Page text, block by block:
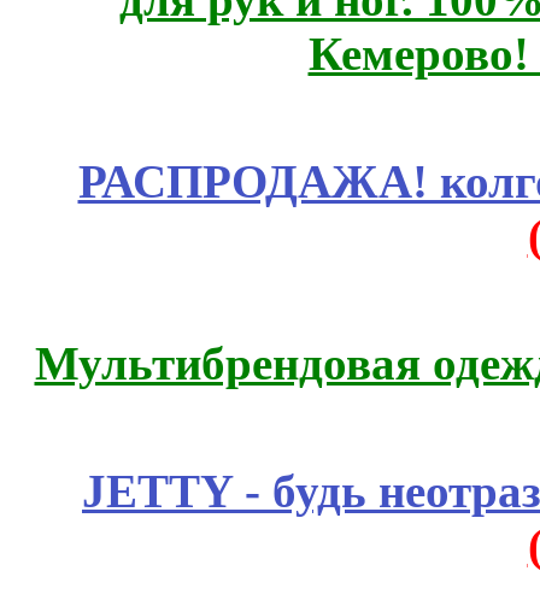
РАСПРОДАЖА!
Мультибрендовая
JETTY - будь